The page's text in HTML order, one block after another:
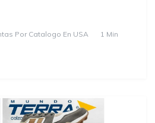
Por Catalogo En USA
1 Min